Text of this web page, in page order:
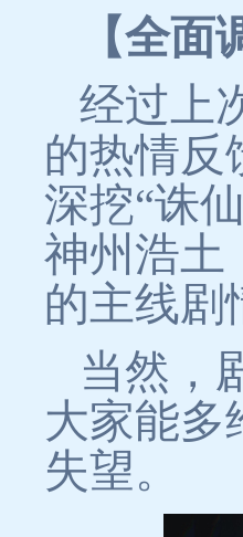
【全
经过上
的热情反
深挖“诛
神州浩土
的主线剧
当然，
大家能多
失望。